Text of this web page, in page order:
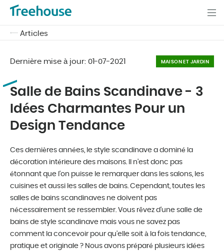
Articles
Dernière mise à jour: 01-07-2021 MAISON ET JARDIN
Salle de Bains Scandinave - 3
Idées Charmantes Pour un
Design Tendance
Ces dernières années, le style scandinave a dominé la
décoration intérieure des maisons. Il n'est donc pas
étonnant que l'on puisse le remarquer dans les salons, les
cuisines et aussi les salles de bains. Cependant, toutes les
salles de bains scandinaves ne doivent pas
nécessairement se ressembler. Vous rêvez d'une salle de
bains de style scandinave mais vous ne savez pas
comment la concevoir pour qu'elle soit à la fois tendance,
pratique et originale ? Nous avons préparé plusieurs idées